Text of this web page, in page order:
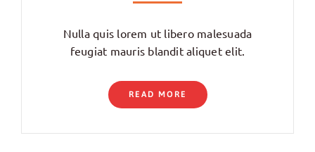
Nulla quis lorem ut libero malesuada
feugiat mauris blandit aliquet elit.
READ MORE